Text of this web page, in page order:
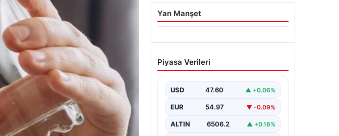
Yan Manşet
06.08.2026
Ertuğrul Özkök’ün
Hakaret İddialarına İfade
Ünlü gazeteci ve yazar Ertuğrul
iddialarıyla yürütülen soruşturma
Piyasa Verileri
USD 47.60 ▲ +0.06%
EUR 54.97 ▼ -0.09%
ALTIN 6506.2 ▲ +0.16%